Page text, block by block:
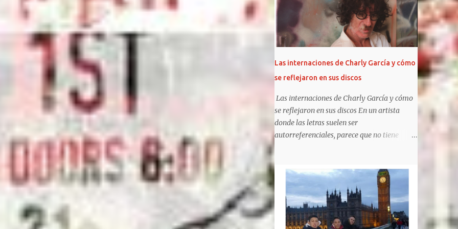
pis...
respecto a su exposición pública. Pero esta
vez rompieron esa regla y el motivo estuvo
rodeado de controversias. Los tres - Paris,
Prince y Blanket- dieron su presente en la
función de avant premiere de MJ: The
Musical, en Broadway. Además, fiel a estos
tiempos , Paris y Prince compartieron sus
preparativos en sus respectivas cuentas de
Instagram. Blanket , en cambio, no participó
en esas publicaciones, pero sí se pudo
registrar su presencia a la salida del evento.
largo vestido rojo estampado que mostraba
sus tatuajes en el pecho, con accesorios boho
y botas. Ellos, en cambio, eligieron elegantes
trajes. La...
Las internaciones de Charly García y cómo
se reflejaron en sus discos
Las internaciones de Charly García y cómo
se reflejaron en sus discos En un artista
donde las letras suelen ser
autorreferenciales, parece que no tiene
canciones referidas a sus "rehab", pero ha
elementos en sus trabajos posteriores.
https://www.clarin.com/espectaculos/music
a/internaciones-charly-garcia-reflejaron-
discos_0_UF5QsSfPYS.html Sergio Marchi
Hay cuentas que son imposibles de cerrar,